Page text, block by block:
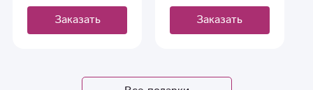
Заказать Заказать